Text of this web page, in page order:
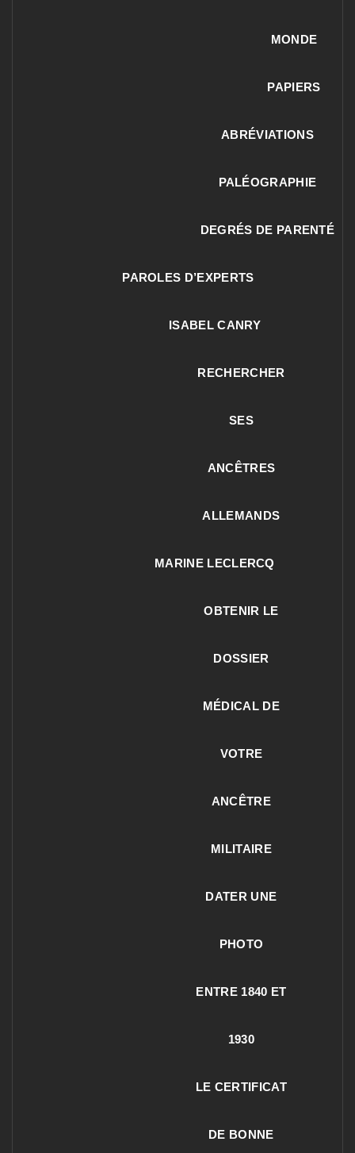
MONDE
PAPIERS
ABRÉVIATIONS
PALÉOGRAPHIE
DEGRÉS DE PARENTÉ
PAROLES D’EXPERTS
ISABEL CANRY
RECHERCHER
SES
ANCÊTRES
ALLEMANDS
MARINE LECLERCQ
OBTENIR LE
DOSSIER
MÉDICAL DE
VOTRE
ANCÊTRE
MILITAIRE
DATER UNE
PHOTO
ENTRE 1840 ET
1930
LE CERTIFICAT
DE BONNE